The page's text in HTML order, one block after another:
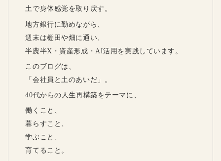
土で身体感覚を取り戻す。
地方銀行に勤めながら、
週末は棚田や畑に通い、
半農半X・資産形成・AI活用を実践しています。
このブログは、
「会社員と土のあいだ」。
40代からの人生再構築をテーマに、
働くこと、
暮らすこと、
学ぶこと、
育てること。